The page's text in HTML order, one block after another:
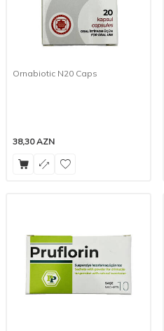
Ornabiotic N20 Caps
38,30AZN